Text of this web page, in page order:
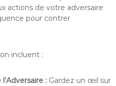
actions de votre adversaire
pour contrer
incluent :
:Gardez un œil sur